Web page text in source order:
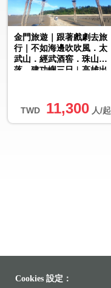
TWD 11,300 人/起
金門旅遊｜跟著戲劇去旅
行｜不如海邊吹吹風．太
武山．經武酒窖．珠山聚
落．建功嶼三日︱高雄出
Cookies 設定：